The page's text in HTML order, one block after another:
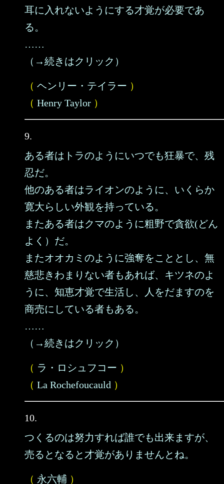
耳に入れないようにする才覚が必要であ
る。
……
（→続きはクリック）
（ ヘンリー・テイラー ）
（ Henry Taylor ）
9.
ある者はトラのようにいつでも狂暴で、残
忍だ。
他のある者はライオンのように、いくらか
寛大らしい外観を持っている。
またある者はクマのように粗野で貪欲(どん
よく）だ。
またオオカミのように強奪をこととし、無
慈悲きわまりない者もあれば、キツネのよ
うに、知恵才覚で生活し、人をだますのを
商売にしている者もある。
……
（→続きはクリック）
（ ラ・ロシュフコー ）
（ La Rochefoucauld ）
10.
つくるのは努力すれば誰でも出来ますが、
売るとなると才覚がありませんとね。
（ 永六輔 ）